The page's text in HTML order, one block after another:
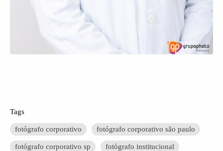
Tags
fotógrafo corporativo fotógrafo corporativo são paulo
fotógrafo corporativo sp fotógrafo institucional